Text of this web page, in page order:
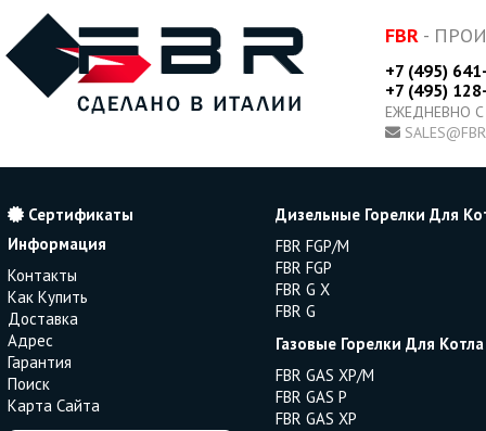
FBR -
+7 (495)
+7 (495)
ЕЖЕДНЕВНО
Сертификаты
Информация
Контакты
Как Купить
Доставка
Адрес
Гарантия
Поиск
Карта Сайта
Дизельные Горелки Для
FBR FGP/M
FBR FGP
FBR G X
FBR G
Газовые Горелки Для Котла
FBR GAS XP/M
FBR GAS P
FBR GAS XP